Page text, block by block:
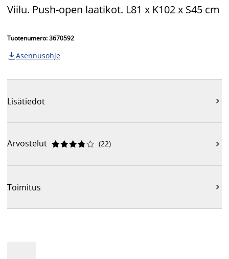
Viilu. Push-open laatikot. L81 x K102 x S45 cm
Tuotenumero: 3670592
 Asennusohje
Lisätiedot 
Arvostelut 




 (22) 
Toimitus 